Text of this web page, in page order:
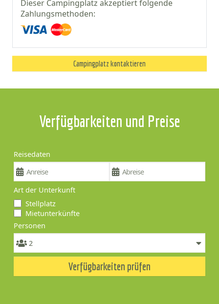
Dieser Campingplatz akzeptiert folgende
Zahlungsmethoden:
Campingplatz kontaktieren
Verfügbarkeiten und Preise
Reisedaten
Art der Unterkunft
Stellplatz
Mietunterkünfte
Personen
Verfügbarkeiten prüfen